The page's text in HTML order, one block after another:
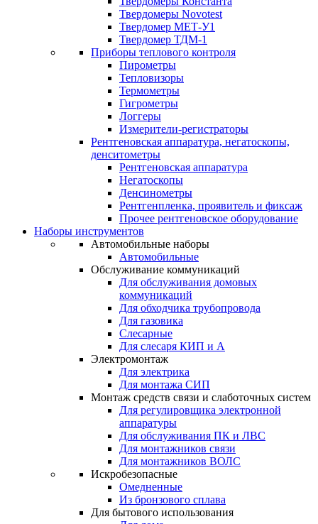
Твердомеры Novotest
Твердомер МЕТ-У1
Твердомер ТДМ-1
Приборы теплового контроля
Пирометры
Тепловизоры
Термометры
Гигрометры
Логгеры
Измерители-регистраторы
Рентгеновская аппаратура, негатоскопы,
денситометры
Рентгеновская аппаратура
Негатоскопы
Денсинометры
Рентгенпленка, проявитель и фиксаж
Прочее рентгеновское оборудование
Наборы инструментов
Автомобильные наборы
Автомобильные
Обслуживание коммуникаций
Для обслуживания домовых
коммуникаций
Для обходчика трубопровода
Для газовика
Слесарные
Для слесаря КИП и А
Электромонтаж
Для электрика
Для монтажа СИП
Монтаж средств связи и слаботочных систем
Для регулировщика электронной
аппаратуры
Для обслуживания ПК и ЛВС
Для монтажников связи
Для монтажников ВОЛС
Искробезопасные
Омедненные
Из бронзового сплава
Для бытового использования